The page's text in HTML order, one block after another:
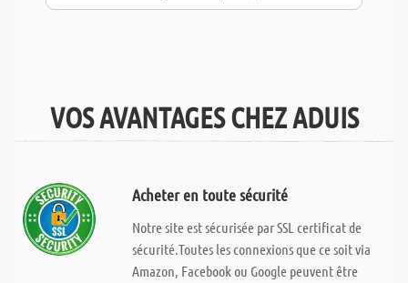
VOS AVANTAGES CHEZ ADUIS
Acheter en toute sécurité
Notre site est sécurisée par SSL certificat de
sécurité.Toutes les connexions que ce soit via
Amazon, Facebook ou Google peuvent être